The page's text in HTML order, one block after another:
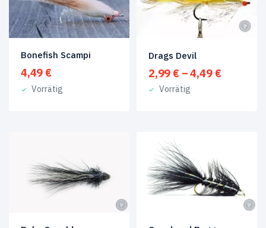
Bonefish Scampi
4,49 €
Vorrätig
Drags Devil
2,99 € –4,49 €
Vorrätig